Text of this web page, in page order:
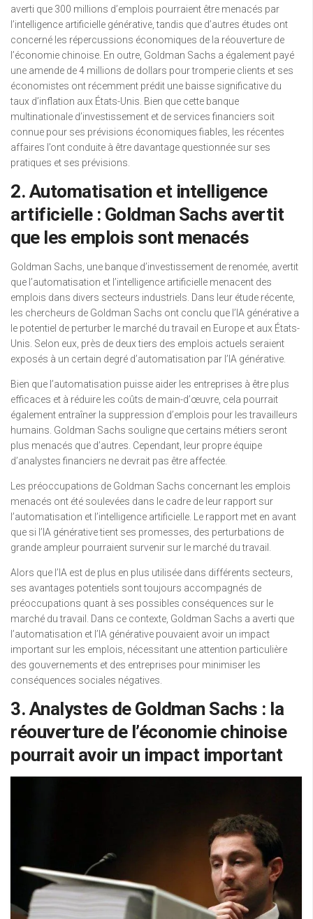
averti que 300 millions d’emplois pourraient être menacés par
l’intelligence artificielle générative, tandis que d’autres études ont
concerné les répercussions économiques de la réouverture de
l’économie chinoise. En outre, Goldman Sachs a également payé
une amende de 4 millions de dollars pour tromperie clients et ses
économistes ont récemment prédit une baisse significative du
taux d’inflation aux États-Unis. Bien que cette banque
multinationale d’investissement et de services financiers soit
connue pour ses prévisions économiques fiables, les récentes
affaires l’ont conduite à être davantage questionnée sur ses
pratiques et ses prévisions.
2. Automatisation et intelligence
artificielle : Goldman Sachs avertit
que les emplois sont menacés
Goldman Sachs, une banque d’investissement de renomée, avertit
que l’automatisation et l’intelligence artificielle menacent des
emplois dans divers secteurs industriels. Dans leur étude récente,
les chercheurs de Goldman Sachs ont conclu que l’IA générative a
le potentiel de perturber le marché du travail en Europe et aux États-
Unis. Selon eux, près de deux tiers des emplois actuels seraient
exposés à un certain degré d’automatisation par l’IA générative.
Bien que l’automatisation puisse aider les entreprises à être plus
efficaces et à réduire les coûts de main-d’œuvre, cela pourrait
également entraîner la suppression d’emplois pour les travailleurs
humains. Goldman Sachs souligne que certains métiers seront
plus menacés que d’autres. Cependant, leur propre équipe
d’analystes financiers ne devrait pas être affectée.
Les préoccupations de Goldman Sachs concernant les emplois
menacés ont été soulevées dans le cadre de leur rapport sur
l’automatisation et l’intelligence artificielle. Le rapport met en avant
que si l’IA générative tient ses promesses, des perturbations de
grande ampleur pourraient survenir sur le marché du travail.
Alors que l’IA est de plus en plus utilisée dans différents secteurs,
ses avantages potentiels sont toujours accompagnés de
préoccupations quant à ses possibles conséquences sur le
marché du travail. Dans ce contexte, Goldman Sachs a averti que
l’automatisation et l’IA générative pouvaient avoir un impact
important sur les emplois, nécessitant une attention particulière
des gouvernements et des entreprises pour minimiser les
conséquences sociales négatives.
3. Analystes de Goldman Sachs : la
réouverture de l’économie chinoise
pourrait avoir un impact important